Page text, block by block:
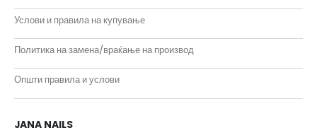
Услови и правила на купување
Политика на замена/враќање на производ
Општи правила и услови
JANA NAILS